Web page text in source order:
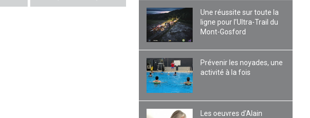
Une réussite sur toute la
ligne pour l’Ultra-Trail du
Mont-Gosford
Prévenir les noyades, une
activité à la fois
Les oeuvres d’Alain